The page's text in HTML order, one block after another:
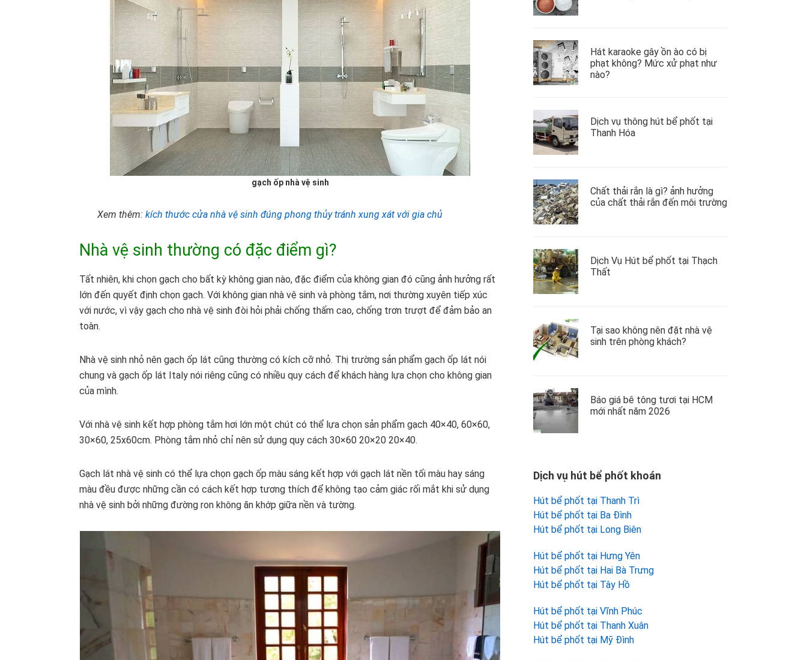
gạch ốp nhà vệ sinh
Xem thêm: kích thước cửa nhà vệ sinh đúng phong thủy tránh xung xát với gia chủ
Nhà vệ sinh thường có đặc điểm gì?
Tất nhiên, khi chọn gạch cho bất kỳ không gian nào, đặc điểm của không gian đó cũng ảnh hưởng rất
lớn đến quyết định chọn gạch. Với không gian nhà vệ sinh và phòng tắm, nơi thường xuyên tiếp xúc
với nước, vì vậy gạch cho nhà vệ sinh đòi hỏi phải chống thấm cao, chống trơn trượt để đảm bảo an
toàn.
Nhà vệ sinh nhỏ nên gạch ốp lát cũng thường có kích cỡ nhỏ. Thị trường sản phẩm gạch ốp lát nói
chung và gạch ốp lát Italy nói riêng cũng có nhiều quy cách để khách hàng lựa chọn cho không gian
của mình.
Với nhà vệ sinh kết hợp phòng tắm hơi lớn một chút có thể lựa chọn sản phẩm gạch 40×40, 60×60,
30×60, 25x60cm. Phòng tắm nhỏ chỉ nên sử dụng quy cách 30×60 20×20 20×40.
Gạch lát nhà vệ sinh có thể lựa chọn gạch ốp màu sáng kết hợp với gạch lát nền tối màu hay sáng
màu đều được những cần có cách kết hợp tương thích để không tạo cảm giác rối mắt khi sử dụng
nhà vệ sinh bởi những đường ron không ăn khớp giữa nền và tường.
Hát karaoke gây ồn ào có bị
phạt không? Mức xử phạt như
nào?
Dịch vụ thông hút bể phốt tại
Thanh Hóa
Chất thải rắn là gì? ảnh hưởng
của chất thải rắn đến môi trường
Dịch Vụ Hút bể phốt tại Thạch
Thất
Tại sao không nên đặt nhà vệ
sinh trên phòng khách?
Báo giá bê tông tươi tại HCM
mới nhất năm 2026
Dịch vụ hút bể phốt khoán
Hút bể phốt tại Thanh Trì
Hút bể phốt tại Ba Đình
Hút bể phốt tại Long Biên
Hút bể phốt tại Hưng Yên
Hút bể phốt tại Hai Bà Trưng
Hút bể phốt tại Tây Hồ
Hút bể phốt tại Vĩnh Phúc
Hút bể phốt tại Thanh Xuân
Hút bể phốt tại Mỹ Đình